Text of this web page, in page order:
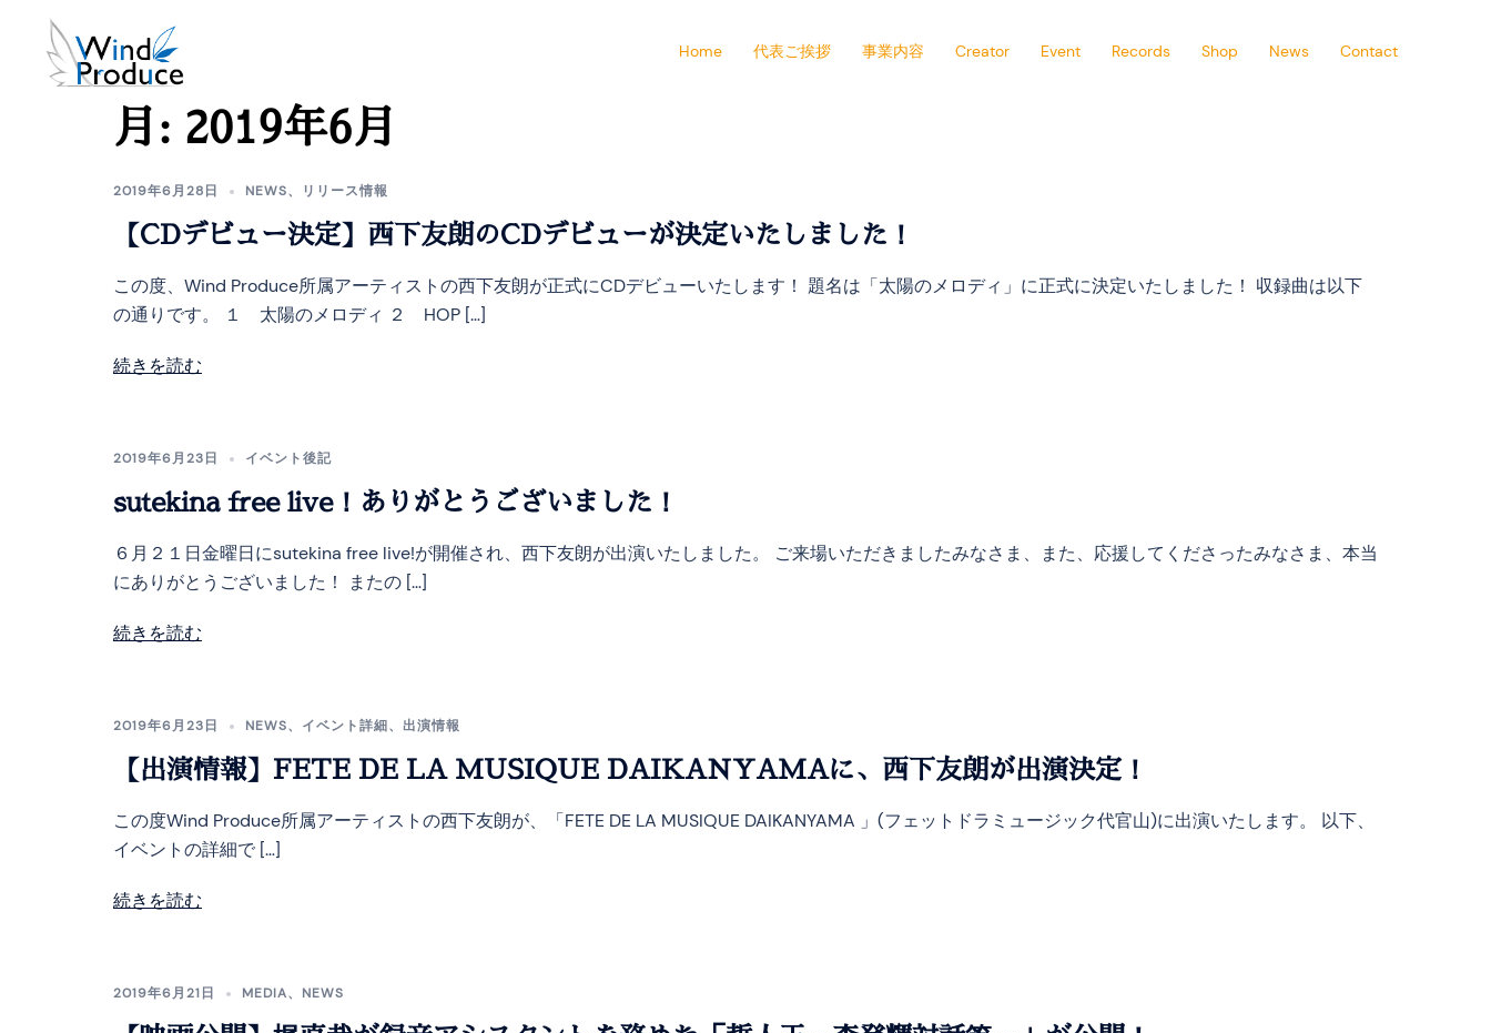
Home 代表ご挨拶 事業内容 Creator Event Records Shop News Contact
月: 2019年6月
2019年6月28日 NEWS、 リリース情報
【CDデビュー決定】西下友朗のCDデビューが決定いたしました！
この度、Wind Produce所属アーティストの西下友朗が正式にCDデビューいたします！ 題名は「太陽のメロディ」に正式に決定いたしました！ 収録曲は以下
の通りです。 １ 太陽のメロディ ２ HOP […]
続きを読む
2019年6月23日 イベント後記
sutekina free live！ありがとうございました！
６月２１日金曜日にsutekina free live!が開催され、西下友朗が出演いたしました。 ご来場いただきましたみなさま、また、応援してくださったみなさま、本当
にありがとうございました！ またの […]
続きを読む
2019年6月23日 NEWS、 イベント詳細、 出演情報
【出演情報】FETE DE LA MUSIQUE DAIKANYAMAに、西下友朗が出演決定！
この度Wind Produce所属アーティストの西下友朗が、「FETE DE LA MUSIQUE DAIKANYAMA 」(フェットドラミュージック代官山)に出演いたします。 以下、
イベントの詳細で […]
続きを読む
2019年6月21日 MEDIA、 NEWS